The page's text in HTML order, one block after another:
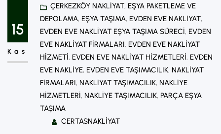
15
Kas
ÇERKEZKÖY NAKLIYAT, EŞYA PAKETLEME VE
DEPOLAMA, EŞYA TAŞIMA, EVDEN EVE NAKLIYAT
EVDEN EVE NAKLIYAT EŞYA TAŞIMA SÜRECI, EVDEN
EVE NAKLIYAT FIRMALARI, EVDEN EVE NAKLIYAT
HIZMETI, EVDEN EVE NAKLIYAT HIZMETLERI, EVDEN
EVE NAKLIYE, EVDEN EVE TAŞIMACILIK, NAKLIYAT
FIRMALARI, NAKLIYAT TAŞIMACILIK, NAKLIYE
HIZMETLERI, NAKLIYE TAŞIMACILIK, PARÇA EŞYA
TAŞIMA
CERTASNAKLIYAT